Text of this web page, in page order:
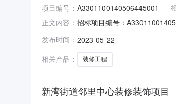
项目编号： A3301100140506445001
正文内容： 招标项目编号：
4395.200000，工期：90，投
发布时间： 2023-05-22
相关产品：
装修工程
新湾街道邻里中心装修装饰项目